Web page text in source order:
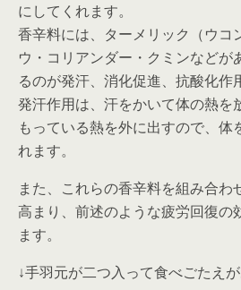
にしてくれます。
香辛料には、ターメリック（ウコ
ウ・コリアンダー・クミンなどが
るのが発汗、消化促進、抗酸化作
発汗作用は、汗をかいて体の熱を
もっている熱を外に出すので、体
れます。
また、これらの香辛料を組み合わ
高まり、前述のような疲労回復の
ます。
↓手羽元が二つ入って食べごたえが